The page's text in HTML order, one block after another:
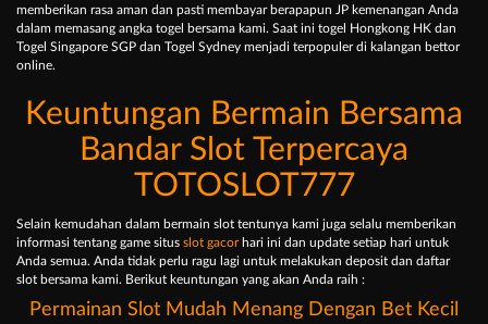
memberikan rasa aman dan pasti membayar berapapun JP kemenangan Anda
dalam memasang angka togel bersama kami. Saat ini togel Hongkong HK dan
Togel Singapore SGP dan Togel Sydney menjadi terpopuler di kalangan bettor
online.
Keuntungan Bermain Bersama
Bandar Slot Terpercaya
TOTOSLOT777
Selain kemudahan dalam bermain slot tentunya kami juga selalu memberikan
informasi tentang game situs slot gacor hari ini dan update setiap hari untuk
Anda semua. Anda tidak perlu ragu lagi untuk melakukan deposit dan daftar
slot bersama kami. Berikut keuntungan yang akan Anda raih :
Permainan Slot Mudah Menang Dengan Bet Kecil